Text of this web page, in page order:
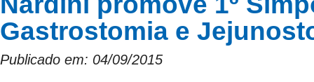
Gastrostomia e
Publicado em: 04/09/2015